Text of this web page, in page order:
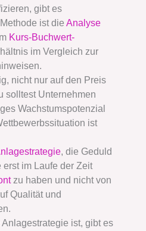
gibt es
ist die Analyse
Kurs-Buchwert-
im Vergleich zur
nicht nur auf den Preis
solltest Unternehmen
Wachstumspotenzial
ist
, die Geduld
im Laufe der Zeit
zu haben und nicht von
Qualität und
ist, gibt es